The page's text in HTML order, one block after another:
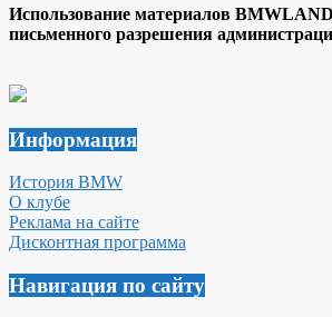
Использование материалов
письменного разрешения
Информация
История BMW
О клубе
Реклама на сайте
Дисконтная программа
Навигация по сайту